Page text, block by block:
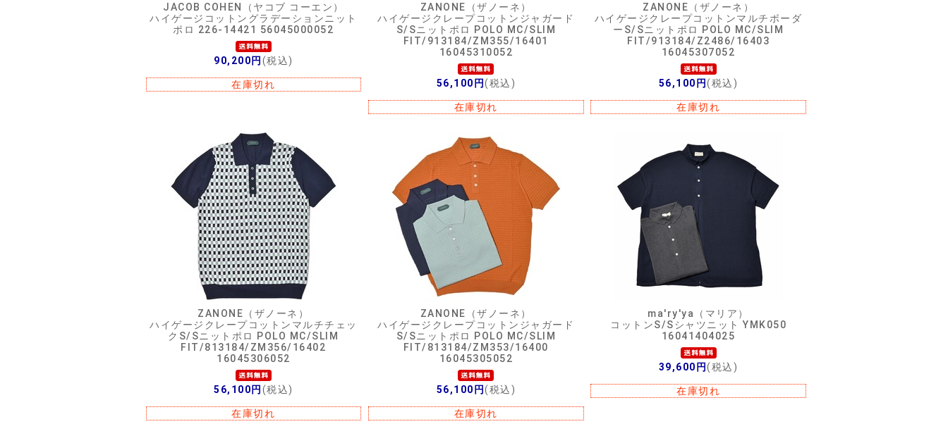
JACOB COHEN（ヤコブ コーエン）
ハイゲージコットングラデーションニット
ポロ 226-14421 56045000052
90,200円 (税込)
在庫切れ
ZANONE（ザノーネ）
ハイゲージクレープコットンジャガード
S/Sニットポロ POLO MC/SLIM
FIT/913184/ZM355/16401
16045310052
56,100円(税込)
在庫切れ
ZANONE（ザノーネ）
ハイゲージクレープコットンマルチボーダ
ーS/Sニットポロ POLO MC/SLIM
FIT/913184/Z2486/16403
16045307052
56,100円(税込)
在庫切れ
ZANONE（ザノーネ）
ハイゲージクレープコットンマルチチェッ
クS/Sニットポロ POLO MC/SLIM
FIT/813184/ZM356/16402
16045306052
56,100円 (税込)
在庫切れ
ZANONE（ザノーネ）
ハイゲージクレープコットンジャガード
S/Sニットポロ POLO MC/SLIM
FIT/813184/ZM353/16400
16045305052
56,100円(税込)
在庫切れ
ma'ry'ya（マリア）
コットンS/Sシャツニット YMK050
16041404025
39,600円(税込)
在庫切れ